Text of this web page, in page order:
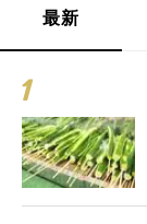
最新